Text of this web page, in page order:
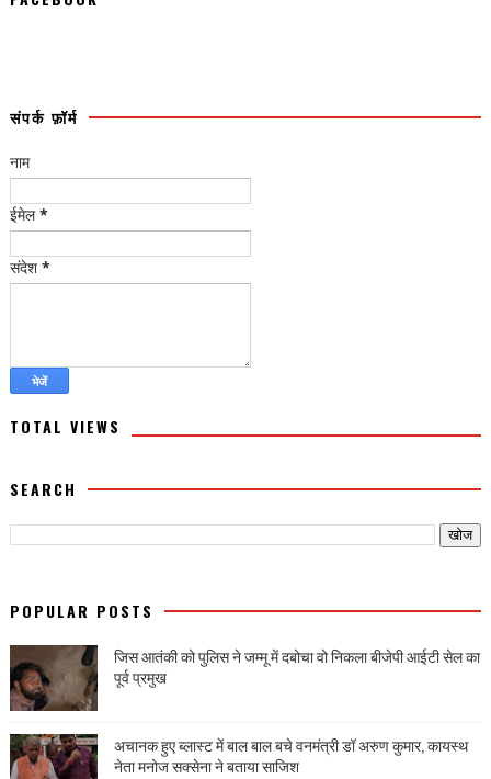
संपर्क फ़ॉर्म
नाम
ईमेल*
संदेश *
TOTAL VIEWS
SEARCH
POPULAR POSTS
जिस आतंकी को पुलिस ने जम्मू में दबोचा वो निकला बीजेपी आईटी सेल का
पूर्व प्रमुख
अचानक हुए ब्लास्ट में बाल बाल बचे वनमंत्री डॉ अरुण कुमार, कायस्थ
नेता मनोज सक्सेना ने बताया साजिश